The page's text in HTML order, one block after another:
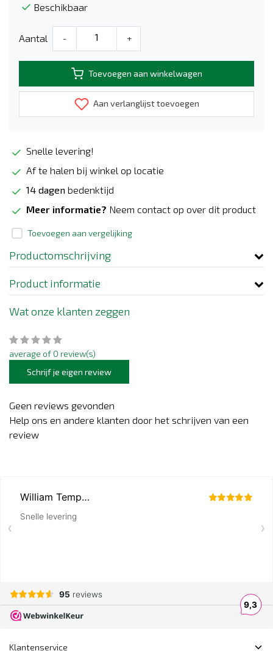
Beschikbaar
Aantal - +
Toevoegen aan winkelwagen
Aan verlanglijst toevoegen
Snelle levering!
Af te halen bij winkel op locatie
14 dagen bedenktijd
Meer informatie? Neem contact op over dit product
Toevoegen aan vergelijking
Productomschrijving
Product informatie
Wat onze klanten zeggen
average of 0 review(s)
Schrijf je eigen review
Geen reviews gevonden
Help ons en andere klanten door het schrijven van een
review
Klantenservice